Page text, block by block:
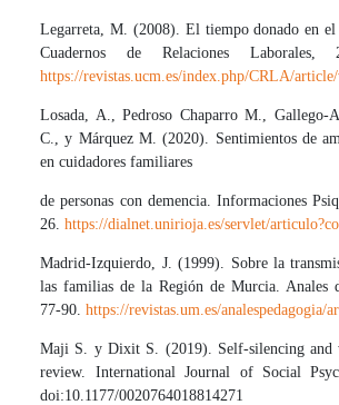
Legarreta, M. (2008). El tiempo donado en el
Cuadernos de Relaciones
https://revistas.ucm.es/index.php/CRLA/
Losada, A., Pedroso Chaparro M., Gallego-
C., y Márquez M. (2020). Sentimientos de
en cuidadores familiares
de personas con demencia. Informaciones
26.https://dialnet.unirioja.es/servlet/
Madrid-Izquierdo, J. (1999). Sobre la
las familias de la Región de Murcia. Anales
77-90.https://revistas.um.es/analespedagogia/
Maji S. y Dixit S. (2019). Self-silencing and
review. International Journal of Social
doi:10.1177/0020764018814271